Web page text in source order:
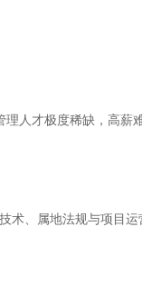
人才极度稀缺，高薪
、属地法规与项目运